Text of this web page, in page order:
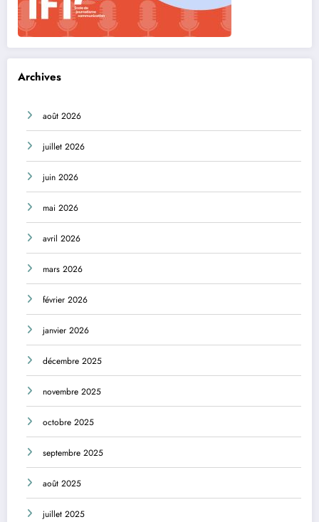
Archives
août 2026
juillet 2026
juin 2026
mai 2026
avril 2026
mars 2026
février 2026
janvier 2026
décembre 2025
novembre 2025
octobre 2025
septembre 2025
août 2025
juillet 2025